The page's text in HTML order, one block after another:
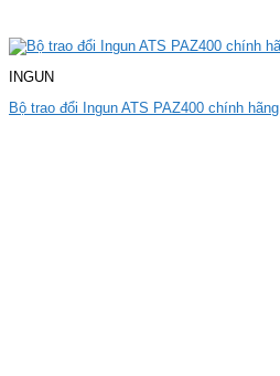
INGUN
Bộ trao đổi Ingun ATS PAZ400 chính hãng